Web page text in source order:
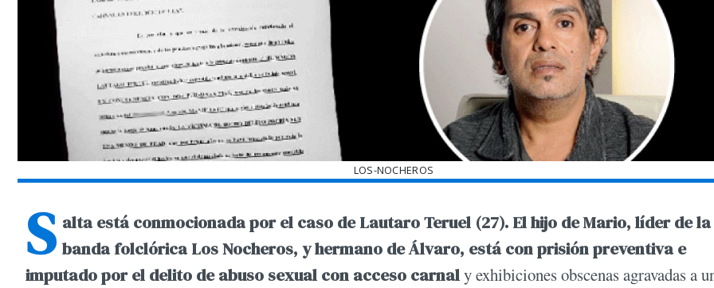
LOS-NOCHEROS
S alta está conmocionada por el caso de Lautaro Teruel (27). El hijo de Mario, líder de la
banda folclórica Los Nocheros, y hermano de Álvaro, está con prisión preventiva e
imputado por el delito de abuso sexual con acceso carnaly exhibiciones obscenas agravadas a